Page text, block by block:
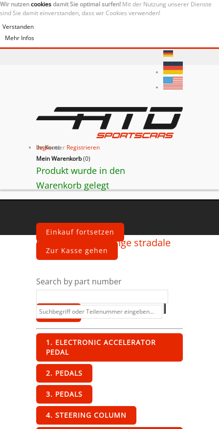
Wir nutzencookiesdamit Sie optimal surfen! Mit der Nutzung unserer Dienste
sind Sie damit einverstanden, dass wir Cookies verwenden!
Verstanden
Mehr Infos
Ihr Konto
Loginoder Registrieren
Mein Warenkorb(0)
Produkt wurde in den
Warenkorb gelegt
Einkauf fortsetzen
Zur Kasse gehen
Ferrari
360 Challenge stradale
Interior
Search by part number
1. ELECTRONIC ACCELERATOR
PEDAL
2. PEDALS
3. PEDALS
4. STEERING COLUMN